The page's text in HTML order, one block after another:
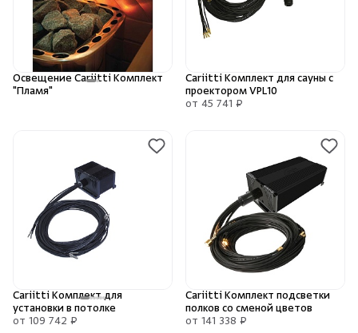
Освещение Cariitti Комплект
"Пламя"
Cariitti Комплект для сауны с
проектором VPL10
от 45 741 ₽
Cariitti Комплект для
установки в потолке
от 109 742 ₽
Cariitti Комплект подсветки
полков со сменой цветов
от 141 338 ₽
На главную
Скрыть/
Нет аккаунта? Зарегистрироваться
Скрыть/
Зарегистрироваться
Уже есть аккаунт?Войти